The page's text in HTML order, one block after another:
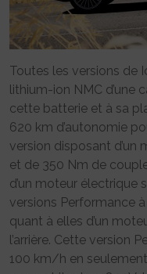
Toutes les versions de
lithium-ion NMC d’une
cette batterie et à sa
620 km d’autonomie
version disposant d’un
et de 350 Nm de
d’un moteur électrique
versions Performance
quant à elles d’un
l’arrière. Cette version
100 km/h en